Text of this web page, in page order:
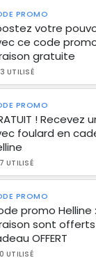
PROMO
votre
ce code
gratuite
UTILISÉ
PROMO
! Recevez
foulard en
UTILISÉ
PROMO
promo Helline
sont
OFFERT
UTILISÉ